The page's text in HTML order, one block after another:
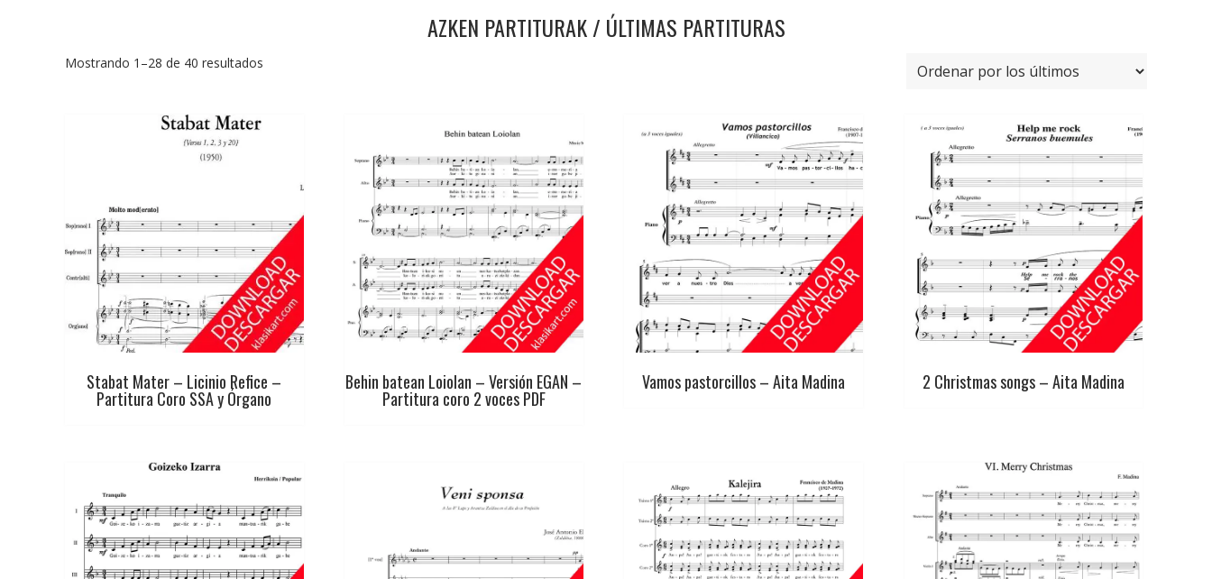
AZKEN PARTITURAK / ÚLTIMAS PARTITURAS
Mostrando 1–28 de 40 resultados
Stabat Mater – Licinio Refice –
Partitura Coro SSA y Órgano
Behin batean Loiolan – Versión EGAN –
Partitura coro 2 voces PDF
Vamos pastorcillos – Aita Madina 2 Christmas songs – Aita Madina